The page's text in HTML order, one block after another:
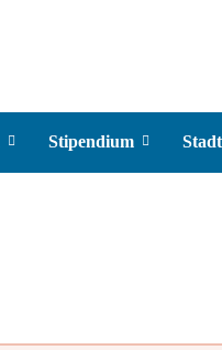
Stipendium